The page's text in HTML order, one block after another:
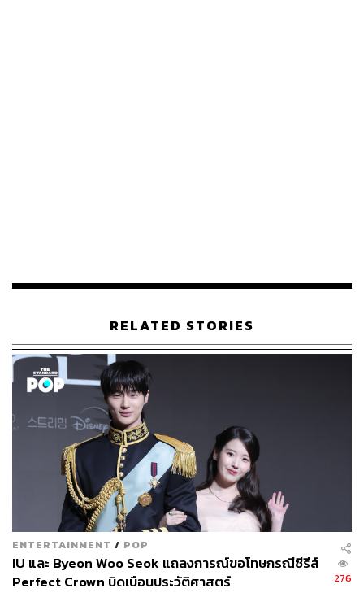
ไปได้เลย
บ้านเก่า โบราณคดีไทย-เดนมาร์ก
‘บ้านเก่า’ เป็นชื่อที่คนไทยทุกคนคุ้นหูเป็นอย่างดี เพราะบรรจุ
อยู่ในแบบเรียนวิชาประวัติศาสตร์ สาเหตุที่มีความสำคัญมาก
เท่านี้ไม่ใช่เพราะเป็นแหล่งโบราณคดียุคก่อนประวัติศาสตร์
แห่งแรกในไทยเท่านั้น หากแต่เกี่ยวพันกับแนวคิดที่เชื่อว่า คน
บ้านเก่าคือบรรพบุรุษของคนไทย
RELATED STORIES
ENTERTAINMENT / POP
IU และ Byeon Woo Seok แถลงการณ์ขอโทษกรณีซีรีส์
Perfect Crown บิดเบือนประวัติศาสตร์
276